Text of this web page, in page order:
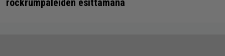
rockrumpaleiden esittämänä